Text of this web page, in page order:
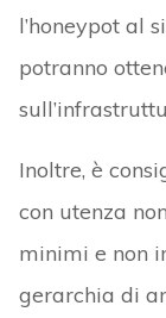
l’honeypot al
potranno
Inoltre, è
con utenza
minimi e non
gerarchia di